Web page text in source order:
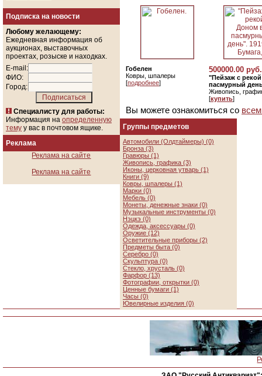
Подписка на новости
Любому желающему:
Ежедневная информация об
аукционах, выставочных
проектах, розыске и находках.
E-mail:
ФИО:
Город:
Специалисту для работы:
Информация на определенную
тему у вас в почтовом ящике.
Реклама
Реклама на сайте
Реклама на сайте
Гобелен
Ковры, шпалеры
[подробнее]
500000.00 руб.
"Пейзаж с
пасмурный
Живопись,
[купить]
Вы можете ознакомиться со
Группы предметов
Автомобили (Олдтаймеры) (0)
Бронза (3)
Гравюры (1)
Живопись, графика (3)
Иконы, церковная утварь (1)
Книги (9)
Ковры, шпалеры (1)
Марки (0)
Мебель (0)
Монеты, денежные знаки (0)
Музыкальные инструменты (0)
Нэцкэ (0)
Одежда, аксессуары (0)
Оружие (12)
Осветительные приборы (2)
Предметы быта (0)
Серебро (0)
Скульптура (0)
Стекло, хрусталь (0)
Фарфор (13)
Фотографии, открытки (0)
Ценные бумаги (1)
Часы (0)
Ювелирные изделия (0)